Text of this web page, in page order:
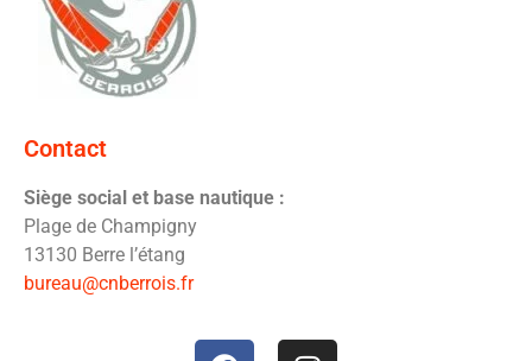
Contact
Siège social et base nautique :
Plage de Champigny
13130 Berre l’étang
bureau@cnberrois.fr